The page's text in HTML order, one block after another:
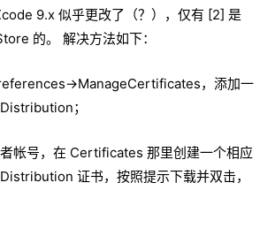
9.x 似乎更改了（？），仅有 [2] 是
的。 解决方法如下：
>ManageCertificates，添加一
；
帐号，在 Certificates 那里创建一个相应
证书，按照提示下载并双击，